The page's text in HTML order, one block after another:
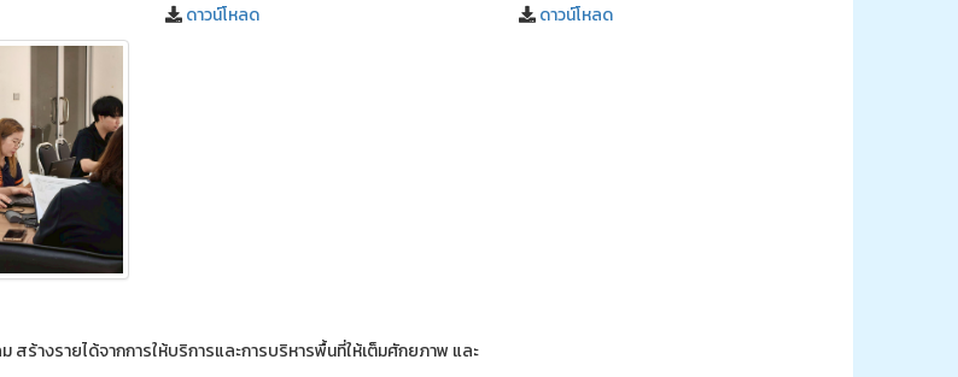
ดาวน์โหลด ดาวน์โหลด
ร้างรายได้จากการให้บริการและการบริหารพื้นที่ให้เต็มศักยภาพ และ